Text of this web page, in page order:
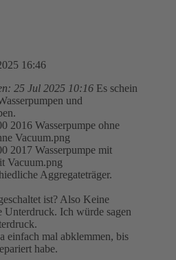
16:46
25 Jul 2025 10:16 Es schein
und
2016 Wasserpumpe ohne
Vacuum.png
2017 Wasserpumpe mit
Vacuum.png
Aggregateträger.
ist? Also Keine
Ich würde sagen
einfach mal abklemmen, bis
habe.